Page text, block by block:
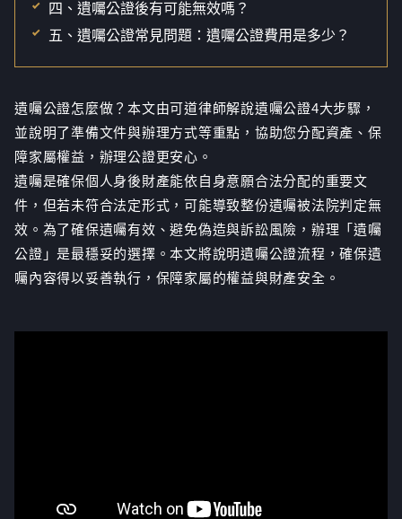
四、遺囑公證後有可能無效嗎？
五、遺囑公證常見問題：遺囑公證費用是多少？
遺囑公證怎麼做？本文由可道律師解說遺囑公證4大步驟，
並說明了準備文件與辦理方式等重點，協助您分配資產、保
障家屬權益，辦理公證更安心。
遺囑是確保個人身後財產能依自身意願合法分配的重要文
件，但若未符合法定形式，可能導致整份遺囑被法院判定無
效。為了確保遺囑有效、避免偽造與訴訟風險，辦理「遺囑
公證」是最穩妥的選擇。本文將說明遺囑公證流程，確保遺
囑內容得以妥善執行，保障家屬的權益與財產安全。